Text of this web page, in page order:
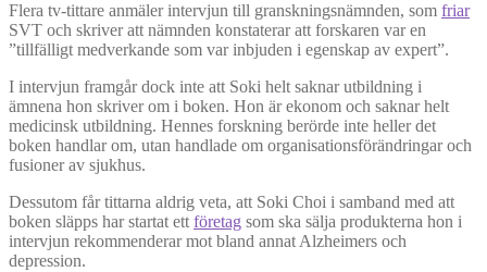
Flera tv-tittare anmäler intervjun till granskningsnämnden, som friar
SVT och skriver att nämnden konstaterar att forskaren var en
”tillfälligt medverkande som var inbjuden i egenskap av expert”.
I intervjun framgår dock inte att Soki helt saknar utbildning i
ämnena hon skriver om i boken. Hon är ekonom och saknar helt
medicinsk utbildning. Hennes forskning berörde inte heller det
boken handlar om, utan handlade om organisationsförändringar och
fusioner av sjukhus.
Dessutom får tittarna aldrig veta, att Soki Choi i samband med att
boken släpps har startat ett företag som ska sälja produkterna hon i
intervjun rekommenderar mot bland annat Alzheimers och
depression.